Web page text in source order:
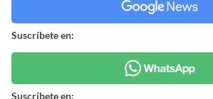
Suscríbete en:
Suscríbete en: